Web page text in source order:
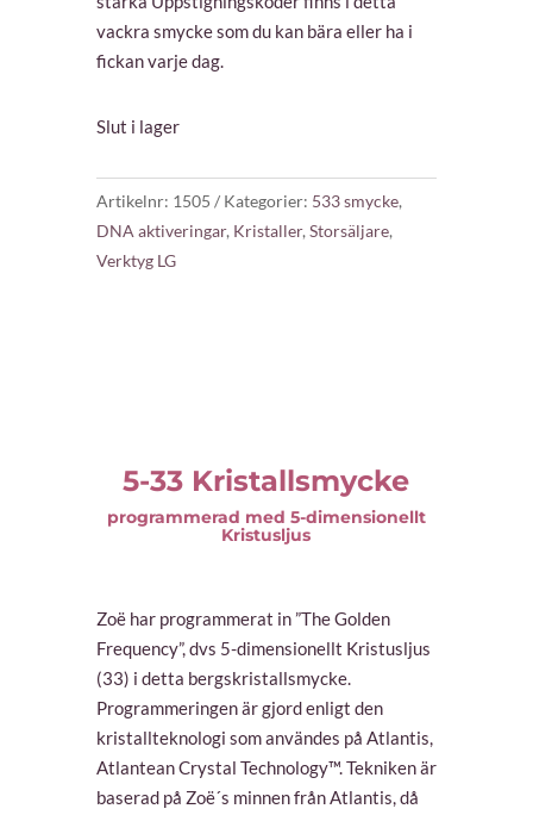
vackra smycke som du kan bära eller ha i
fickan varje dag.
Slut i lager
Artikelnr: 1505 Kategorier: 533 smycke,
DNA aktiveringar, Kristaller, Storsäljare,
Verktyg LG
5-33 Kristallsmycke
programmerad med 5-dimensionellt
Kristusljus
Zoë har programmerat in ”The Golden
Frequency”, dvs 5-dimensionellt Kristusljus
(33) i detta bergskristallsmycke.
Programmeringen är gjord enligt den
kristallteknologi som användes på Atlantis,
Atlantean Crystal Technology™. Tekniken är
baserad på Zoë´s minnen från Atlantis, då